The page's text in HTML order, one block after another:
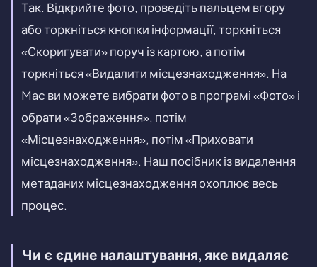
Так. Відкрийте фото, проведіть пальцем вгору
або торкніться кнопки інформації, торкніться
«Скоригувати» поруч із картою, а потім
торкніться «Видалити місцезнаходження». На
Mac ви можете вибрати фото в програмі «Фото» і
обрати «Зображення», потім
«Місцезнаходження», потім «Приховати
місцезнаходження». Наш посібник із видалення
метаданих місцезнаходження охоплює весь
процес.
Чи є єдине налаштування, яке видаляє